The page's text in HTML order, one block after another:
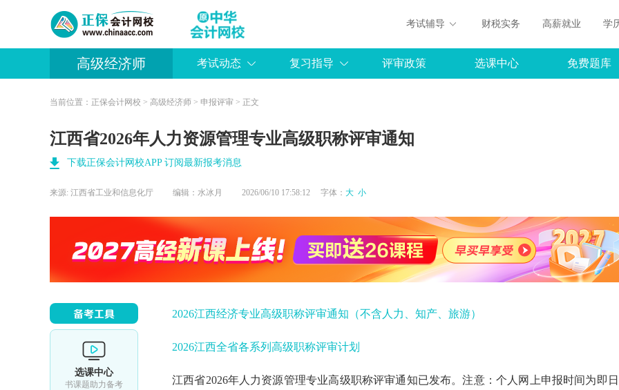
考试辅导 财税实务 高薪就业 学
高级经济师 考试动态 复习指导 评审政策 选课中心 免费题库
当前位置： 正保会计网校 > 高级经济师 > 申报评审 > 正文
江西省2026年人力资源管理专业高级职称评审通知
下载正保会计网校APP 订阅最新报考消息
来源: 江西省工业和信息化厅 编辑：水冰月 2026/06/10 17:58:12 字体： 大 小
选课中心
书课题助力备考
2026江西经济专业高级职称评审通知（不含人力、知产、旅游）
2026江西全省各系列高级职称评审计划
江西省2026年人力资源管理专业高级职称评审通知已发布。注意：个人网上申报时间为即